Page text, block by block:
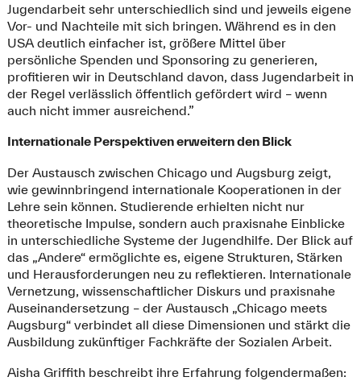
Jugendarbeit sehr unterschiedlich sind und jeweils eigene
Vor- und Nachteile mit sich bringen. Während es in den
USA deutlich einfacher ist, größere Mittel über
persönliche Spenden und Sponsoring zu generieren,
profitieren wir in Deutschland davon, dass Jugendarbeit in
der Regel verlässlich öffentlich gefördert wird – wenn
auch nicht immer ausreichend.”
Internationale Perspektiven erweitern den Blick
Der Austausch zwischen Chicago und Augsburg zeigt,
wie gewinnbringend internationale Kooperationen in der
Lehre sein können. Studierende erhielten nicht nur
theoretische Impulse, sondern auch praxisnahe Einblicke
in unterschiedliche Systeme der Jugendhilfe. Der Blick auf
das „Andere“ ermöglichte es, eigene Strukturen, Stärken
und Herausforderungen neu zu reflektieren. Internationale
Vernetzung, wissenschaftlicher Diskurs und praxisnahe
Auseinandersetzung – der Austausch „Chicago meets
Augsburg“ verbindet all diese Dimensionen und stärkt die
Ausbildung zukünftiger Fachkräfte der Sozialen Arbeit.
Aisha Griffith beschreibt ihre Erfahrung folgendermaßen: